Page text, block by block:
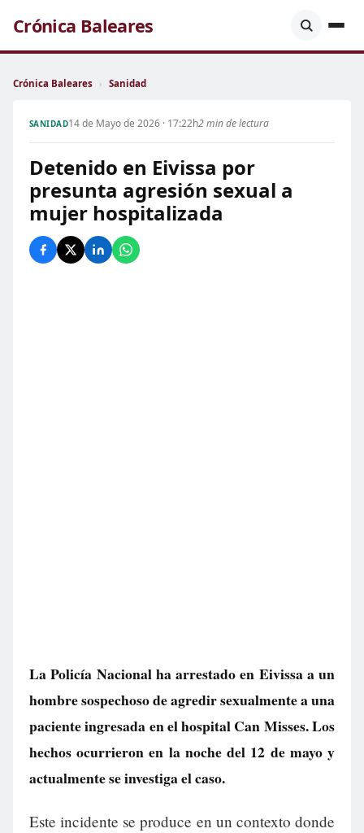
Crónica Baleares
Crónica Baleares › Sanidad
SANIDAD14 de Mayo de 2026 · 17:22h2 min de lectura
Detenido en Eivissa por
presunta agresión sexual a
mujer hospitalizada
La Policía Nacional ha arrestado en Eivissa a un
hombre sospechoso de agredir sexualmente a una
paciente ingresada en el hospital Can Misses. Los
hechos ocurrieron en la noche del 12 de mayo y
actualmente se investiga el caso.
Este incidente se produce en un contexto donde